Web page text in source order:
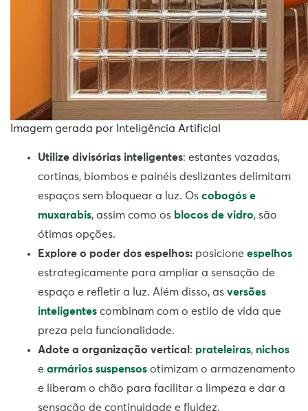
Imagem gerada por Inteligência Artificial
Utilize divisórias inteligentes: estantes vazadas,
cortinas, biombos e painéis deslizantes delimitam
espaços sem bloquear a luz. Os cobogós e
muxarabis, assim como os blocos de vidro, são
ótimas opções.
Explore o poder dos espelhos: posicione espelhos
estrategicamente para ampliar a sensação de
espaço e refletir a luz. Além disso, as versões
inteligentes combinam com o estilo de vida que
preza pela funcionalidade.
Adote a organização vertical : prateleiras, nichos
e armários suspensos otimizam o armazenamento
e liberam o chão para facilitar a limpeza e dar a
sensação de continuidade e fluidez.